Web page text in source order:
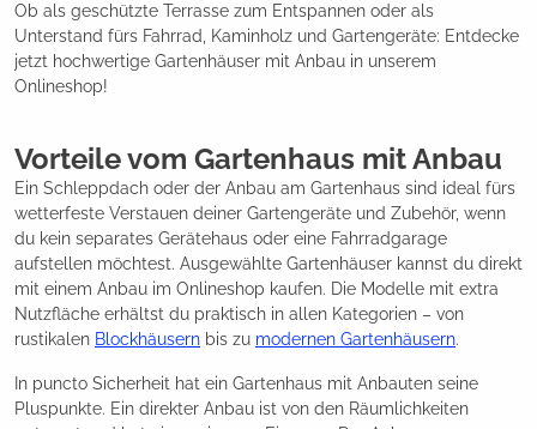
Ob als geschützte Terrasse zum Entspannen oder als
Unterstand fürs Fahrrad, Kaminholz und Gartengeräte: Entdecke
jetzt hochwertige Gartenhäuser mit Anbau in unserem
Onlineshop!
Vorteile vom Gartenhaus mit Anbau
Ein Schleppdach oder der Anbau am Gartenhaus sind ideal fürs
wetterfeste Verstauen deiner Gartengeräte und Zubehör, wenn
du kein separates Gerätehaus oder eine Fahrradgarage
aufstellen möchtest. Ausgewählte Gartenhäuser kannst du direkt
mit einem Anbau im Onlineshop kaufen. Die Modelle mit extra
Nutzfläche erhältst du praktisch in allen Kategorien – von
rustikalen Blockhäusern bis zu modernen Gartenhäusern.
In puncto Sicherheit hat ein Gartenhaus mit Anbauten seine
Pluspunkte. Ein direkter Anbau ist von den Räumlichkeiten